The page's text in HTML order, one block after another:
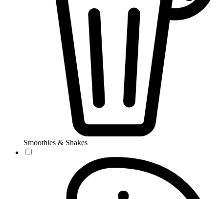
Smoothies & Shakes